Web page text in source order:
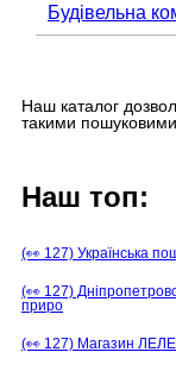
Будівельна
Наш каталог
такими
Наш топ:
(👀 127) Українська
(👀 127)
приро
(👀 127) Магазин